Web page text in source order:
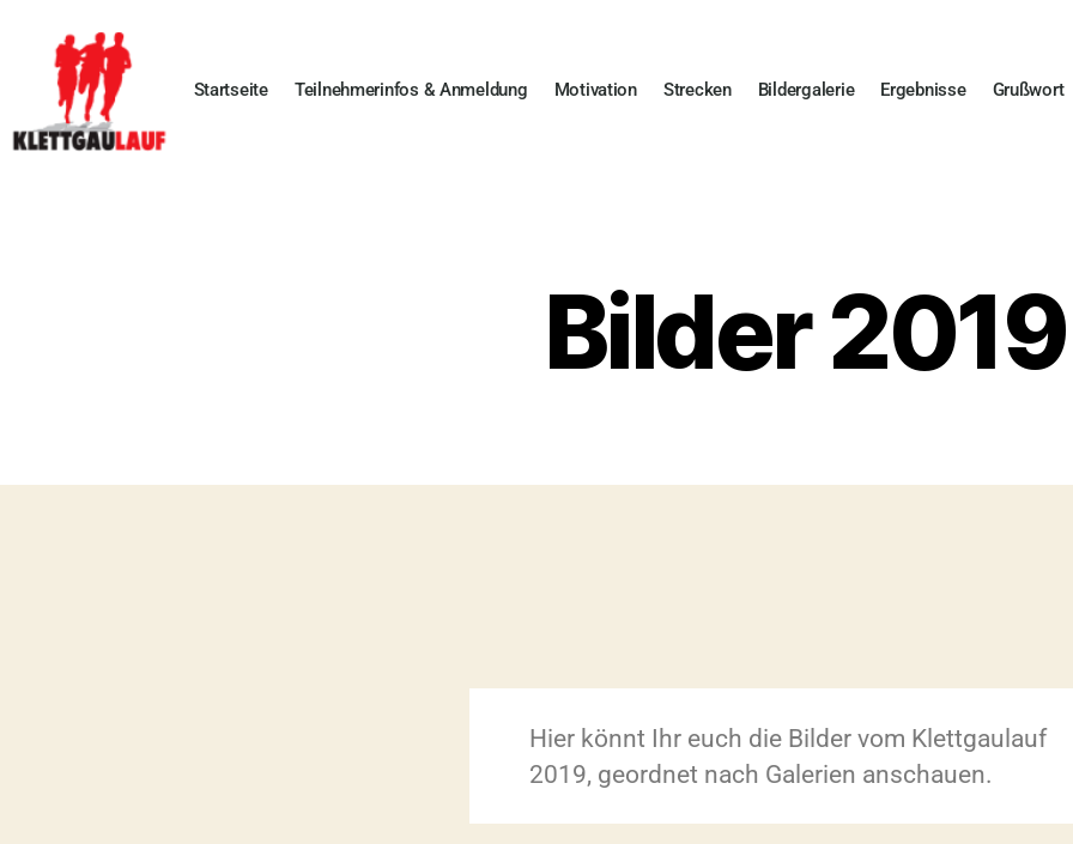
Startseite Teilnehmerinfos & Anmeldung Motivation Strecken Bildergalerie Ergebnisse Grußwort
Bilder 2019
Hier könnt Ihr euch die Bilder vom Klettgaulauf
2019, geordnet nach Galerien anschauen.